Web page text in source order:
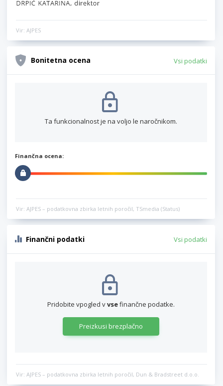
Vir: AJPES
Bonitetna ocena Vsi podatki
Ta funkcionalnost je na voljo le naročnikom.
Finančna ocena:
Vir: AJPES – podatkovna zbirka letnih poročil, TSmedia (Status)
Finančni podatki Vsi podatki
Pridobite vpogled vvsefinančne podatke.
Preizkusi brezplačno
Vir: AJPES – podatkovna zbirka letnih poročil, Dun & Bradstreet d.o.o.